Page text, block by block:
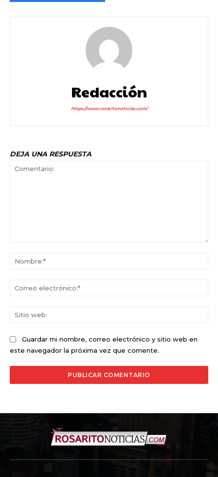
Redacción
https://www.rosaritonoticias.com/
DEJA UNA RESPUESTA
Guardar mi nombre, correo electrónico y sitio web en
este navegador la próxima vez que comente.